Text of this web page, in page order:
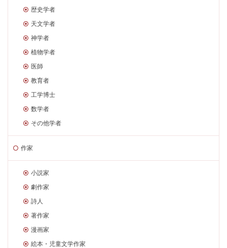
歴史学者
天文学者
神学者
植物学者
医師
教育者
工学博士
数学者
その他学者
作家
小説家
劇作家
詩人
著作家
漫画家
絵本・児童文学作家